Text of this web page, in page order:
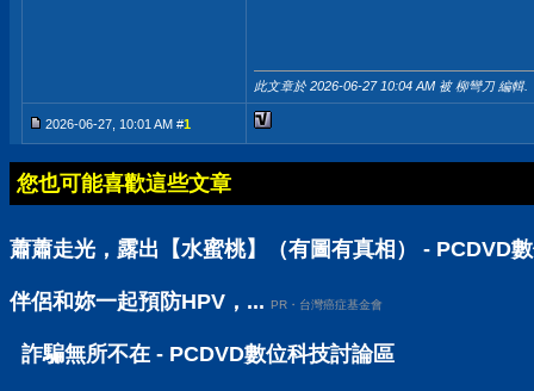
此文章於 2026-06-27 10:04 AM 被 柳彎刀 編輯.
2026-06-27, 10:01 AM #1
您也可能喜歡這些文章
蕭蕭走光，露出【水蜜桃】（有圖有真相） - PCDVD
伴侶和妳一起預防HPV，... PR・台灣癌症基金會
詐騙無所不在 - PCDVD數位科技討論區